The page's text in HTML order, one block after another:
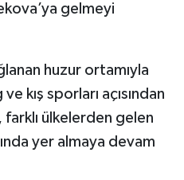
gelmeyi
huzur ortamıyla
kış sporları açısından
farklı ülkelerden gelen
yer almaya devam